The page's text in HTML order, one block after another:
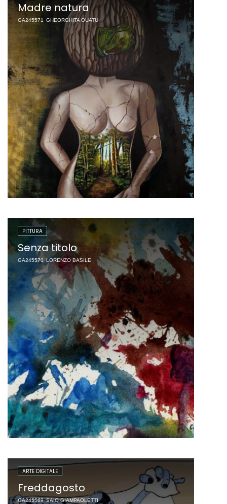
Madre natura
GA245571 GHEORGHITA OUATU
PITTURA
Senza titolo
GA245570 LORENZO BASILE
ARTE DIGITALE
Freddagosto
GA245569 SAIO GIAMPAOLETTI